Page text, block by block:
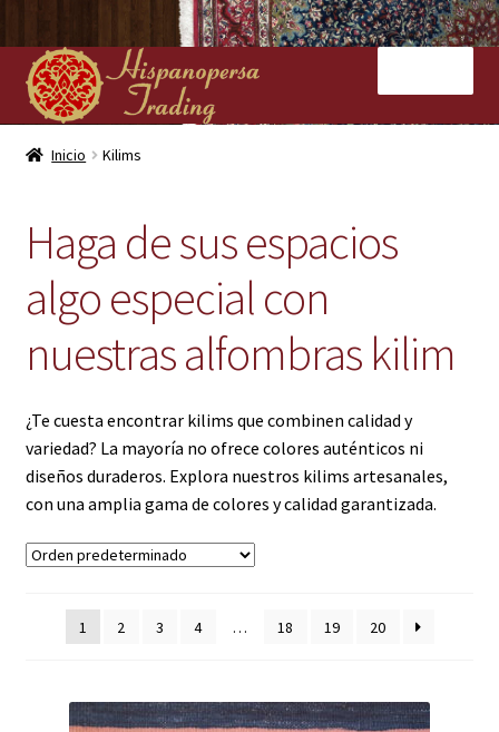
Ir
a
la
navegación
Ir
al
contenido
Inicio
Alfombras
Kilims
Inicio Kilims
Haga de sus espacios
algo especial con
nuestras alfombras kilim
¿Te cuesta encontrar kilims que combinen calidad y
variedad? La mayoría no ofrece colores auténticos ni
diseños duraderos. Explora nuestros kilims artesanales,
con una amplia gama de colores y calidad garantizada.
1 2 3 4 … 18 19 20